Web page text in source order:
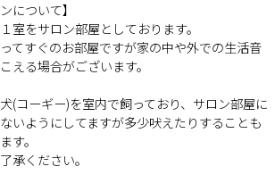
について】
室をサロン部屋としております。
てすぐのお部屋ですが家の中や外での生活音
える場合がございます。
(コーギー)を室内で飼っており、サロン部屋に
いようにしてますが多少吠えたりすることも
す。
承ください。